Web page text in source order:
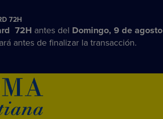
72H
72H antes del Domingo, 9 de agosto
antes de finalizar la transacción.